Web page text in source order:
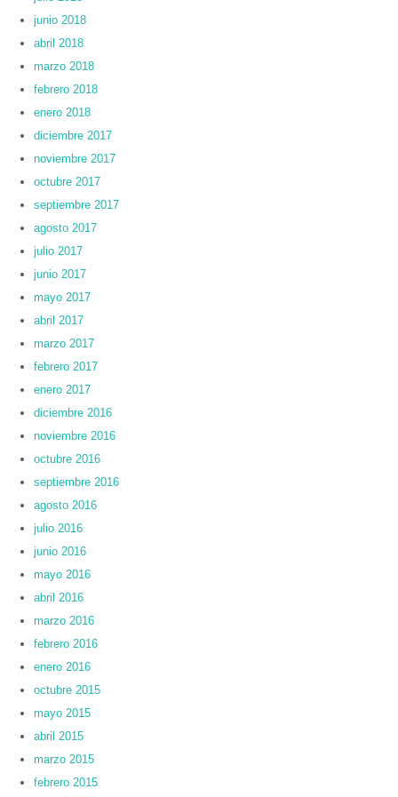
junio 2018
abril 2018
marzo 2018
febrero 2018
enero 2018
diciembre 2017
noviembre 2017
octubre 2017
septiembre 2017
agosto 2017
julio 2017
junio 2017
mayo 2017
abril 2017
marzo 2017
febrero 2017
enero 2017
diciembre 2016
noviembre 2016
octubre 2016
septiembre 2016
agosto 2016
julio 2016
junio 2016
mayo 2016
abril 2016
marzo 2016
febrero 2016
enero 2016
octubre 2015
mayo 2015
abril 2015
marzo 2015
febrero 2015